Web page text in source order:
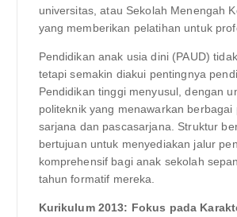
universitas, atau Sekolah Menengah
yang memberikan pelatihan untuk
Pendidikan anak usia dini (PAUD)
tetapi semakin diakui pentingnya
Pendidikan tinggi menyusul, dengan
politeknik yang menawarkan berbagai
sarjana dan pascasarjana. Struktur
bertujuan untuk menyediakan jalur
komprehensif bagi anak sekolah
tahun formatif mereka.
Kurikulum 2013: Fokus pada